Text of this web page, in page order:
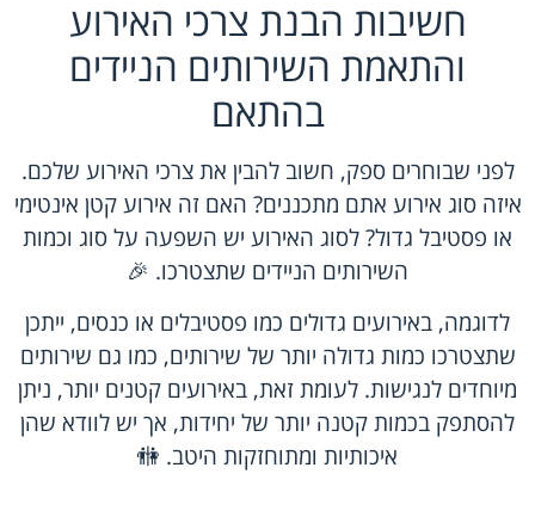
חשיבות הבנת צרכי האירוע
והתאמת השירותים הניידים
בהתאם
לפני שבוחרים ספק, חשוב להבין את צרכי האירוע שלכם.
איזה סוג אירוע אתם מתכננים? האם זה אירוע קטן אינטימי
או פסטיבל גדול? לסוג האירוע יש השפעה על סוג וכמות
השירותים הניידים שתצטרכו. 🎉
לדוגמה, באירועים גדולים כמו פסטיבלים או כנסים, ייתכן
שתצטרכו כמות גדולה יותר של שירותים, כמו גם שירותים
מיוחדים לנגישות. לעומת זאת, באירועים קטנים יותר, ניתן
להסתפק בכמות קטנה יותר של יחידות, אך יש לוודא שהן
איכותיות ומתוחזקות היטב. 🚻